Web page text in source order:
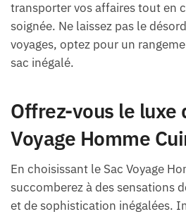
transporter vos affaires tout en
soignée. Ne laissez pas le
voyages, optez pour un
sac inégalé.
Offrez-vous le luxe
Voyage Homme
En choisissant le Sac Voyage
succomberez à des sensations
et de sophistication inégalées.